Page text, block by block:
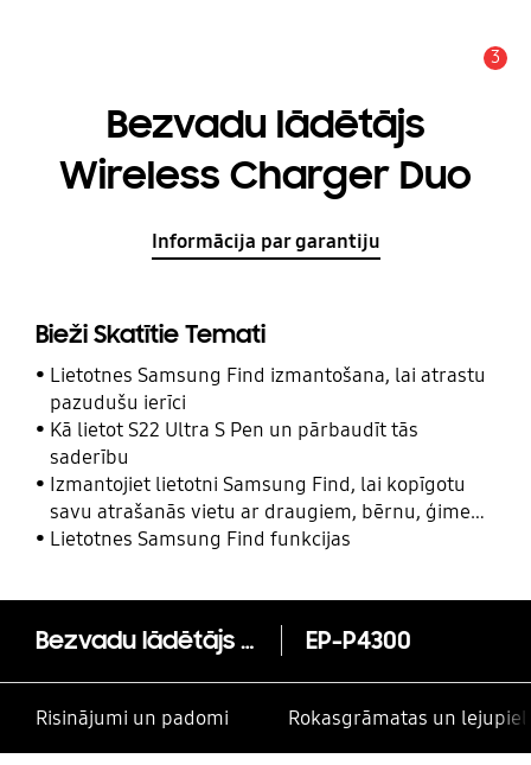
3
Bezvadu lādētājs
Wireless Charger Duo
Informācija par garantiju
Bieži Skatītie Temati
Lietotnes Samsung Find izmantošana, lai atrastu
pazudušu ierīci
Kā lietot S22 Ultra S Pen un pārbaudīt tās
saderību
Izmantojiet lietotni Samsung Find, lai kopīgotu
savu atrašanās vietu ar draugiem, bērnu, ģimeni
un citām kontaktpersonām
Lietotnes Samsung Find funkcijas
Bezvadu lādētājs Wireless Charger Duo EP-P4300
Risinājumi un padomi Rokasgrāmatas un